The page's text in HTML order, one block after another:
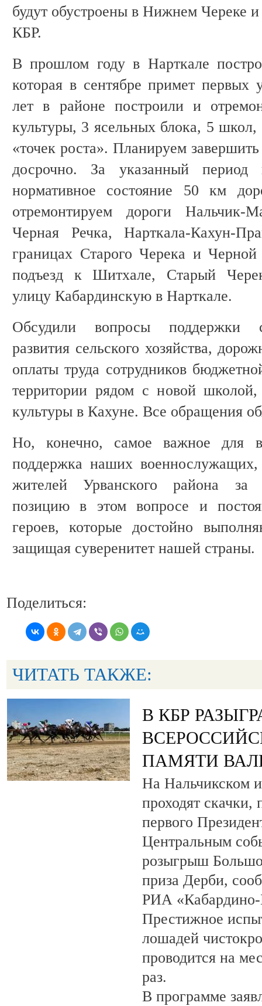
будут обустроены в Нижнем Череке
КБР.
В прошлом году в Нарткале
которая в сентябре примет первых
лет в районе построили и
культуры, 3 ясельных блока, 5 школ,
«точек роста». Планируем
досрочно. За указанный
нормативное состояние 50 км
отремонтируем дороги Нальчик-
Черная Речка, Нарткала-Кахун-
границах Старого Черека и
подъезд к Шитхале, Старый
улицу Кабардинскую в Нарткале.
Обсудили вопросы поддержки
развития сельского хозяйства,
оплаты труда сотрудников
территории рядом с новой
культуры в Кахуне. Все обращения
Но, конечно, самое важное для
поддержка наших
жителей Урванского района за
позицию в этом вопросе и
героев, которые достойно
защищая суверенитет нашей страны.
Поделиться:
ЧИТАТЬ ТАКЖЕ:
В КБР
ПАМЯТИ
На Нальчикском
проходят
первого
Центральным
розыгрыш
приза Дерби,
РИА «Кабардино-
Престижное
лошадей
проводится на
раз.
В программе